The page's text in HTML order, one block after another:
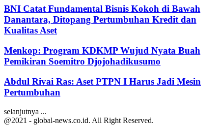
BNI Catat Fundamental Bisnis Kokoh di Bawah
Danantara, Ditopang Pertumbuhan Kredit dan
Kualitas Aset
Menkop: Program KDKMP Wujud Nyata Buah
Pemikiran Soemitro Djojohadikusumo
Abdul Rivai Ras: Aset PTPN I Harus Jadi Mesin
Pertumbuhan
selanjutnya ...
@2021 - global-news.co.id. All Right Reserved.